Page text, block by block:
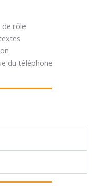
rôle
du téléphone